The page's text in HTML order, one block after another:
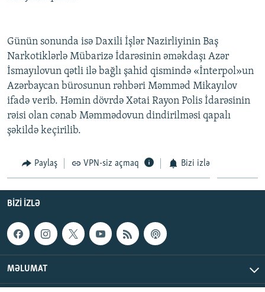
Günün sonunda isə Daxili İşlər Nazirliyinin Baş
Narkotiklərlə Mübarizə İdarəsinin əməkdaşı Azər
İsmayılovun qətli ilə bağlı şahid qismində «İnterpol»un
Azərbaycan bürosunun rəhbəri Məmməd Mikayılov
ifadə verib. Həmin dövrdə Xətai Rayon Polis İdarəsinin
rəisi olan cənab Məmmədovun dindirilməsi qapalı
şəkildə keçirilib.
Paylaş VPN-siz açmaq Bizi izlə
BIZI IZLƏ
MƏLUMAT